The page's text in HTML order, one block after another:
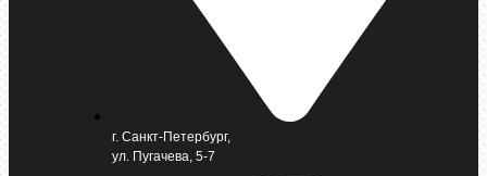
г. Санкт-Петербург,
ул. Пугачева, 5-7